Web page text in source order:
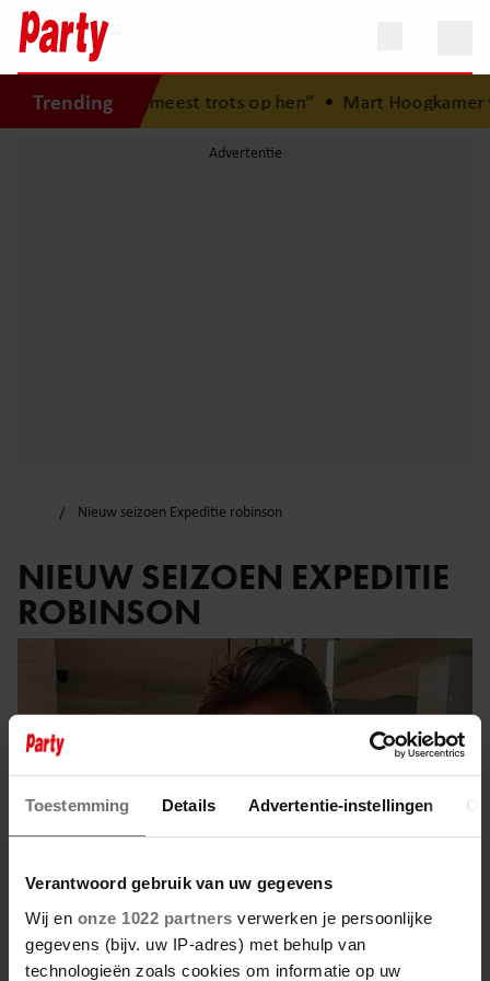
Toestemming Details Advertentie-instellingen
Verantwoord gebruik van uw gegevens
Wij en onze 1022 partners verwerken je persoonlijke
gegevens (bijv. uw IP-adres) met behulp van
technologieën zoals cookies om informatie op uw
Trending
“Ik ben het meest trots op hen”•Mart Hoogkamer
Nieuw seizoen Expeditie robinson
NIEUW SEIZOEN EXPEDITIE
ROBINSON